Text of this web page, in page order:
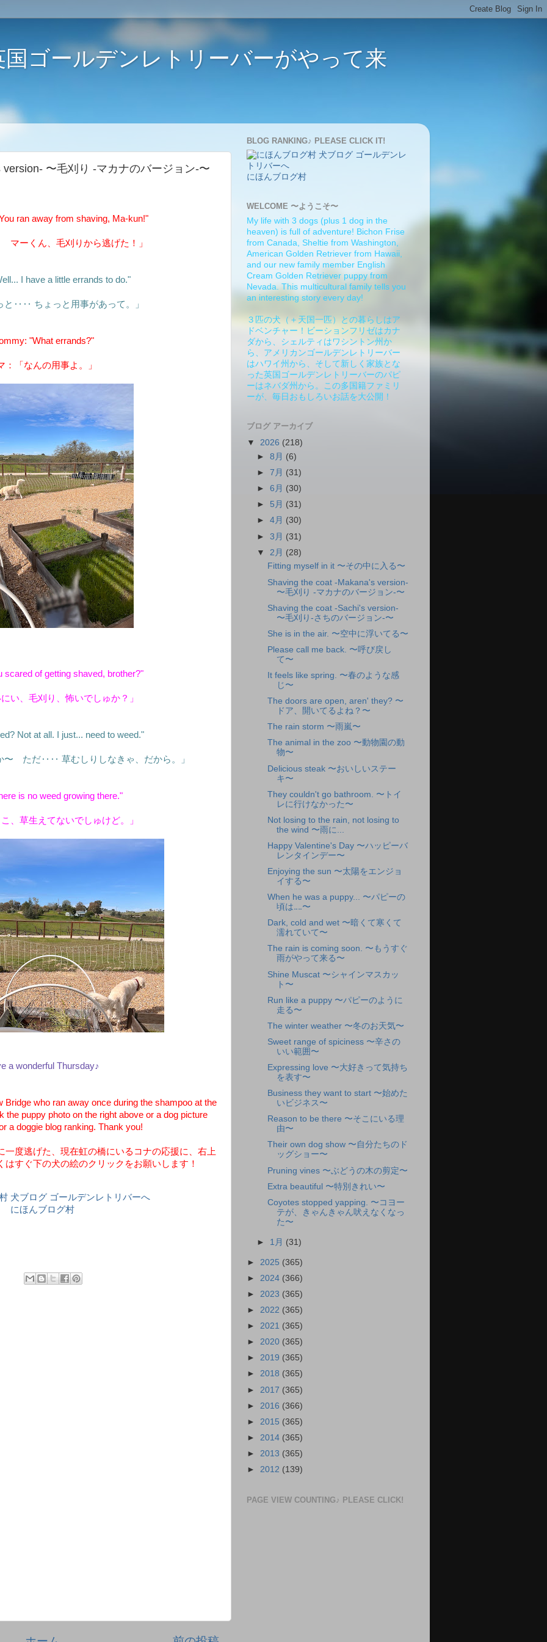
ゴールデンレトリーバーがやって来
〜毛刈り -マカナのバージョン-〜
ran away from shaving, Ma-kun!"
マーくん、毛刈りから逃げた！」
I have a little errands to do."
と‥‥ ちょっと用事があって。」
"What errands?"
：「なんの用事よ。」
scared of getting shaved, brother?"
い、毛刈り、怖いでしゅか？」
Not at all. I just... need to weed."
ただ‥‥ 草むしりしなきゃ、だから。」
is no weed growing there."
、草生えてないでしゅけど。」
a wonderful Thursday♪
Bridge who ran away once during the shampoo at the
the puppy photo on the right above or a dog picture
a doggie blog ranking. Thank you!
一度逃げた、現在虹の橋にいるコナの応援に、右上
すぐ下の犬の絵のクリックをお願いします！
にほんブログ村
BLOG RANKING♪ PLEASE CLICK IT!
にほんブログ村
WELCOME 〜ようこそ〜
My life with 3 dogs (plus 1 dog in the
heaven) is full of adventure! Bichon Frise
from Canada, Sheltie from Washington,
American Golden Retriever from Hawaii,
and our new family member English
Cream Golden Retriever puppy from
Nevada. This multicultural family tells you
an interesting story every day!
３匹の犬（＋天国一匹）との暮らしはア
ドベンチャー！ビーションフリゼはカナ
ダから、シェルティはワシントン州か
ら、アメリカンゴールデンレトリーバー
はハワイ州から、そして新しく家族とな
った英国ゴールデンレトリーバーのパピ
ーはネバダ州から。この多国籍ファミリ
ーが、毎日おもしろいお話を大公開！
ブログ アーカイブ
▼ 2026 (218)
►8月 (6)
►7月 (31)
►6月 (30)
► 5月 (31)
►4月 (30)
►3月 (31)
▼ 2月 (28)
Fitting myself in it 〜その中に入る〜
Shaving the coat -Makana's version-
〜毛刈り -マカナのバージョン-〜
Shaving the coat -Sachi's version-
〜毛刈り-さちのバージョン-〜
She is in the air. 〜空中に浮いてる〜
Please call me back. 〜呼び戻し
て〜
It feels like spring. 〜春のような感
じ〜
The doors are open, aren' they? 〜
ドア、開いてるよね？〜
The rain storm 〜雨嵐〜
The animal in the zoo 〜動物園の動
物〜
Delicious steak 〜おいしいステー
キ〜
They couldn't go bathroom. 〜トイ
レに行けなかった〜
Not losing to the rain, not losing to
the wind 〜雨に...
Happy Valentine's Day 〜ハッピーバ
レンタインデー〜
Enjoying the sun 〜太陽をエンジョ
イする〜
When he was a puppy... 〜パピーの
頃は‥‥〜
Dark, cold and wet 〜暗くて寒くて
濡れていて〜
The rain is coming soon. 〜もうすぐ
雨がやって来る〜
Shine Muscat 〜シャインマスカッ
ト〜
Run like a puppy 〜パピーのように
走る〜
The winter weather 〜冬のお天気〜
Sweet range of spiciness 〜辛さの
いい範囲〜
Expressing love 〜大好きって気持ち
を表す〜
Business they want to start 〜始めた
いビジネス〜
Reason to be there 〜そこにいる理
由〜
Their own dog show 〜自分たちのド
ッグショー〜
Pruning vines 〜ぶどうの木の剪定〜
Extra beautiful 〜特別きれい〜
Coyotes stopped yapping. 〜コヨー
テが、きゃんきゃん吠えなくなっ
た〜
► 1月 (31)
► 2025 (365)
► 2024 (366)
► 2023 (365)
► 2022 (365)
► 2021 (365)
► 2020 (365)
► 2019 (365)
► 2018 (365)
► 2017 (365)
► 2016 (366)
► 2015 (365)
► 2014 (365)
► 2013 (365)
► 2012 (139)
PAGE VIEW COUNTING♪ PLEASE CLICK!